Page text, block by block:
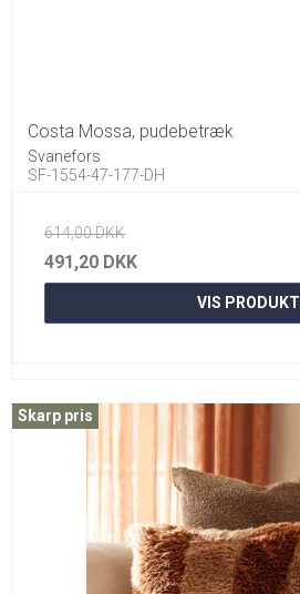
Costa Mossa, pudebetræk
Svanefors
SF-1554-47-177-DH
614,00 DKK
491,20 DKK
VIS PRODUKT
Skarp pris